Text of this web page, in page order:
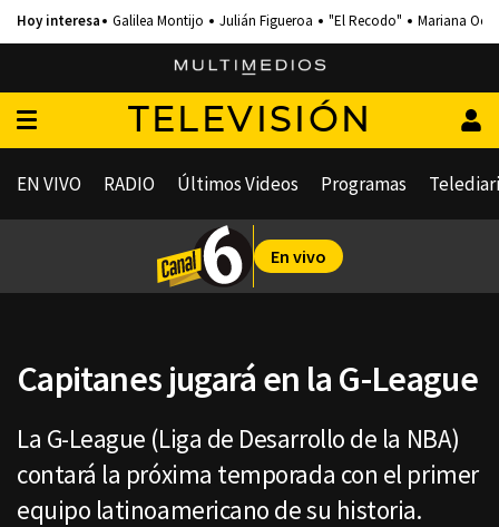
Galilea Montijo Julián Figueroa "El Recodo" Mariana
TELEVISIÓN
EN VIVO RADIO Últimos Videos Programas
En vivo
Capitanes jugará en la G-League
La G-League (Liga de Desarrollo de la NBA)
contará la próxima temporada con el primer
equipo latinoamericano de su historia.